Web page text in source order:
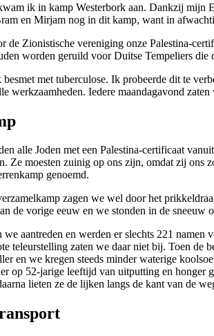
ik in kamp Westerbork aan. Dankzij
en Mirjam nog in dit kamp, want in
Zionistische vereniging onze Palestina-
worden geruild voor Duitse Tempeliers die
met tuberculose. Ik probeerde dit te
werkzaamheden. Iedere maandagavond
alle Joden met een Palestina-certificaat
Ze moesten zuinig op ons zijn, omdat zij
genoemd.
zagen we wel door het
de vorige eeuw en we stonden in de sneeuw
aantreden en werden er slechts 221
teleurstelling zaten we daar niet bij. Toen de
en we kregen steeds minder waterige
op 52-jarige leeftijd van uitputting en honger
lieten ze de lijken langs de kant van de